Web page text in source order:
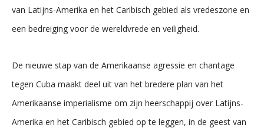
van Latijns-Amerika en het Caribisch gebied als vredeszone en
een bedreiging voor de wereldvrede en veiligheid.
De nieuwe stap van de Amerikaanse agressie en chantage
tegen Cuba maakt deel uit van het bredere plan van het
Amerikaanse imperialisme om zijn heerschappij over Latijns-
Amerika en het Caribisch gebied op te leggen, in de geest van